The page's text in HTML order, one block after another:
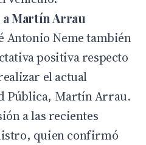
Martín Arrau
Antonio Neme también
positiva respecto
el actual
Pública, Martín Arrau.
a las recientes
quien confirmó